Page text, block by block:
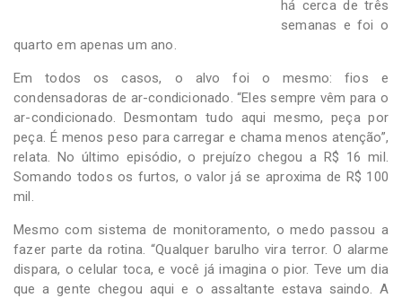
há cerca de três
semanas e foi o
quarto em apenas um ano.
Em todos os casos, o alvo foi o mesmo: fios e
condensadoras de ar-condicionado. “Eles sempre vêm para o
ar-condicionado. Desmontam tudo aqui mesmo, peça por
peça. É menos peso para carregar e chama menos atenção”,
relata. No último episódio, o prejuízo chegou a R$ 16 mil.
Somando todos os furtos, o valor já se aproxima de R$ 100
mil.
Mesmo com sistema de monitoramento, o medo passou a
fazer parte da rotina. “Qualquer barulho vira terror. O alarme
dispara, o celular toca, e você já imagina o pior. Teve um dia
que a gente chegou aqui e o assaltante estava saindo. A